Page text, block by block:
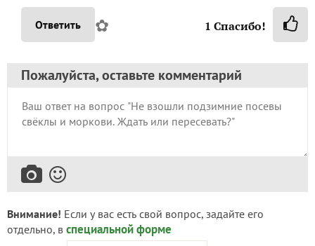
Ответить ✿ 1 Спасибо!
Пожалуйста, оставьте комментарий
Внимание! Если у вас есть свой вопрос, задайте его
отдельно, в специальной форме